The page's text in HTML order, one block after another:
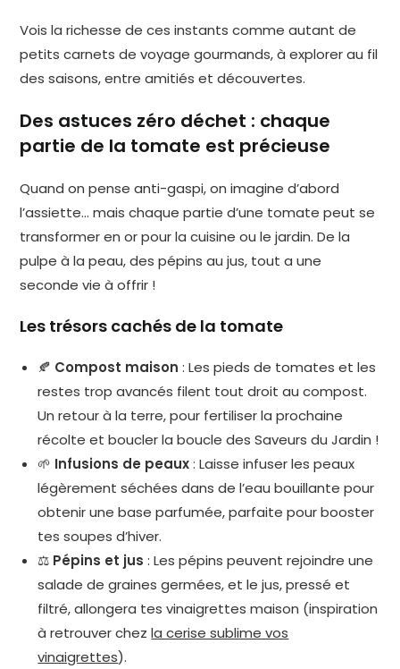
Vois la richesse de ces instants comme autant de
petits carnets de voyage gourmands, à explorer au fil
des saisons, entre amitiés et découvertes.
Des astuces zéro déchet : chaque
partie de la tomate est précieuse
Quand on pense anti-gaspi, on imagine d’abord
l’assiette… mais chaque partie d’une tomate peut se
transformer en or pour la cuisine ou le jardin. De la
pulpe à la peau, des pépins au jus, tout a une
seconde vie à offrir !
Les trésors cachés de la tomate
🍂 Compost maison : Les pieds de tomates et les
restes trop avancés filent tout droit au compost.
Un retour à la terre, pour fertiliser la prochaine
récolte et boucler la boucle des Saveurs du Jardin !
🌱 Infusions de peaux: Laisse infuser les peaux
légèrement séchées dans de l’eau bouillante pour
obtenir une base parfumée, parfaite pour booster
tes soupes d’hiver.
⚖️ Pépins et jus : Les pépins peuvent rejoindre une
salade de graines germées, et le jus, pressé et
filtré, allongera tes vinaigrettes maison (inspiration
à retrouver chezla cerise sublime vos
vinaigrettes).